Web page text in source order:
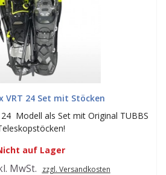
VRT 24 Set mit Stöcken
Modell als Set mit Original TUBBS
auf Lager
MwSt. zzgl. Versandkosten